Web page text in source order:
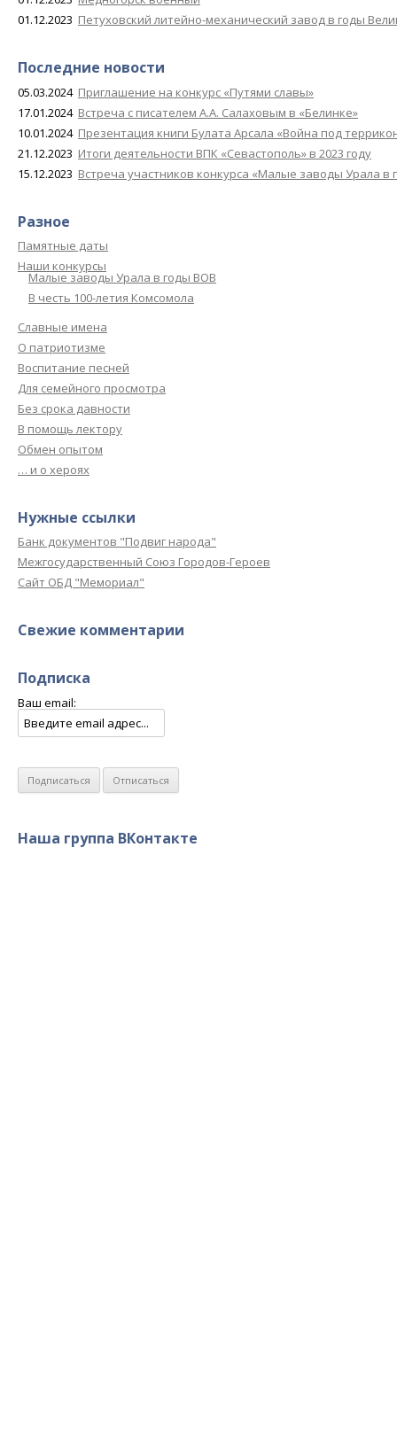
01.12.2023 Петуховский литейно-механический завод в годы
Последние новости
05.03.2024 Приглашение на конкурс «Путями славы»
17.01.2024 Встреча с писателем А.А. Салаховым в «Белинке»
10.01.2024 Презентация книги Булата Арсала «Война под
21.12.2023 Итоги деятельности ВПК «Севастополь» в 2023 году
15.12.2023 Встреча участников конкурса «Малые заводы Урала в
Разное
Памятные даты
Наши конкурсы
Малые заводы Урала в годы ВОВ
В честь 100-летия Комсомола
Славные имена
О патриотизме
Воспитание песней
Для семейного просмотра
Без срока давности
В помощь лектору
Обмен опытом
… и о хероях
Нужные ссылки
Банк документов "Подвиг народа"
Межгосударственный Союз Городов-Героев
Сайт ОБД "Мемориал"
Свежие комментарии
Подписка
Ваш email:
Наша группа ВКонтакте